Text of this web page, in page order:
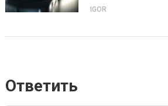
IGOR
Ответить